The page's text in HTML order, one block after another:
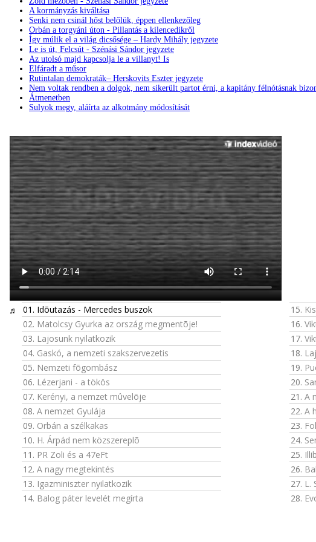
A kormányzás kiváltása
Senki nem csinál hőst belőlük, éppen ellenkezőleg
Orbán a torgyáni úton - Pillantás a kilencedikről
Így múlik el a világ dicsősége – Hardy Mihály jegyzete
Le is út, Felcsút - Szénási Sándor jegyzete
Az utolsó majd kapcsolja le a villanyt! Is
Elfáradt a műsor
Rutintalan demokraták– Herskovits Eszter jegyzete
Nem voltak rendben a dolgok, nem sikerült partot érni, a kapitány félnótásnak
Átmenetben
Sulyok megy, aláírta az alkotmány módosítását